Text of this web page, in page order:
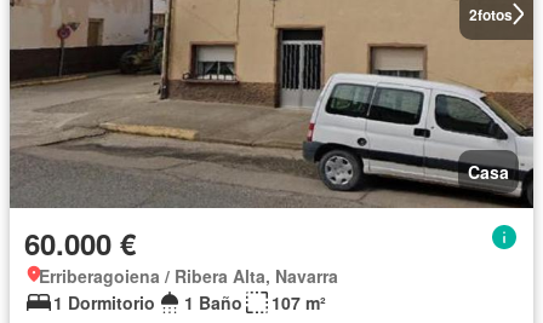
2fotos
Casa
60.000 €
Erriberagoiena / Ribera Alta, Navarra
1 Dormitorio
1 Baño 107 m²